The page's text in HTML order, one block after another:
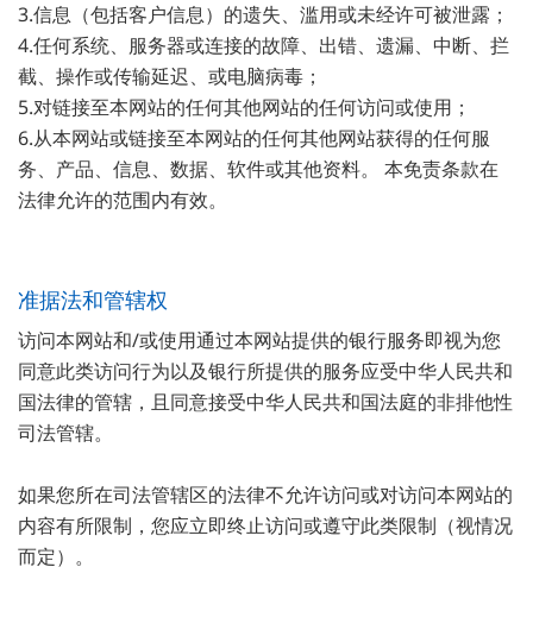
3.信息（包括客户信息）的遗失、滥用或未经许可被泄露；
4.任何系统、服务器或连接的故障、出错、遗漏、中断、拦
截、操作或传输延迟、或电脑病毒；
5.对链接至本网站的任何其他网站的任何访问或使用；
6.从本网站或链接至本网站的任何其他网站获得的任何服
务、产品、信息、数据、软件或其他资料。 本免责条款在
法律允许的范围内有效。
准据法和管辖权
访问本网站和/或使用通过本网站提供的银行服务即视为您
同意此类访问行为以及银行所提供的服务应受中华人民共和
国法律的管辖，且同意接受中华人民共和国法庭的非排他性
司法管辖。
如果您所在司法管辖区的法律不允许访问或对访问本网站的
内容有所限制，您应立即终止访问或遵守此类限制（视情况
而定）。